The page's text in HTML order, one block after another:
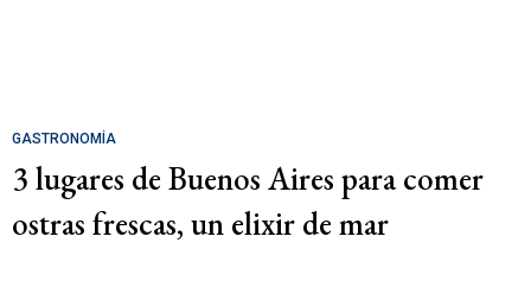
GASTRONOMÍA
3 lugares de Buenos Aires para comer
ostras frescas, un elixir de mar